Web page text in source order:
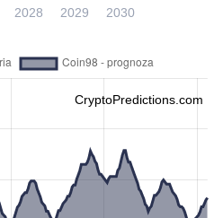
2028 2029 2030
CryptoPredictions.com